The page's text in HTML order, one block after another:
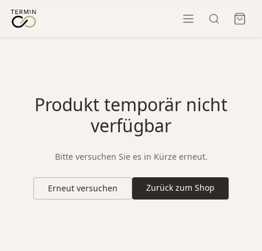
Produkt temporär nicht
verfügbar
Bitte versuchen Sie es in Kürze erneut.
Erneut versuchen Zurück zum Shop